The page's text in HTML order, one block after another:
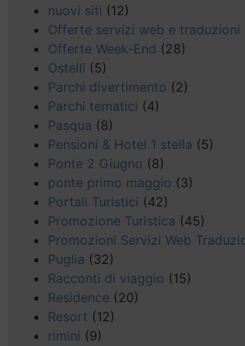
nuovi siti (12)
Offerte servizi web e traduzioni
Offerte Week-End (28)
Ostelli (5)
Parchi divertimento (2)
Parchi tematici (4)
Pasqua (8)
Pensioni & Hotel 1 stella (5)
Ponte 2 Giugno (8)
ponte primo maggio (3)
Portali Turistici (42)
Promozione Turistica (45)
Promozioni Servizi Web
Puglia (32)
Racconti di viaggio (15)
Residence (20)
Resort (12)
rimini (9)